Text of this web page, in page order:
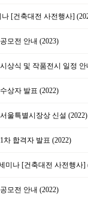
[건축대전 사전행사]
모전 안내 (2023)
상식 및 작품전시 일정 안
상자 발표 (2022)
울특별시장상 신설 (2022)
차 합격자 발표 (2022)
미나 [건축대전 사전행사]
모전 안내 (2022)